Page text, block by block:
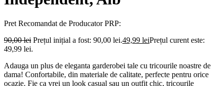
Pret Recomandat de ProducatorPRP:
90,00lei Prețul inițial a fost: 90,00 lei.49,99 leiPrețul curent este:
49,99 lei.
Adauga un plus de eleganta garderobei tale cu tricourile noastre de
dama! Confortabile, din materiale de calitate, perfecte pentru orice
ocazie. Fie ca vrei un look casual sau un outfit chic, tricourile